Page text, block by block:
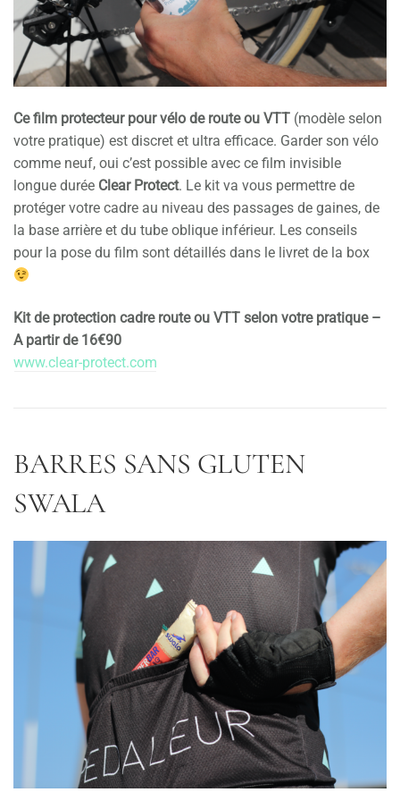
Ce film protecteur pour vélo de route ou VTT (modèle selon
votre pratique) est discret et ultra efficace. Garder son vélo
comme neuf, oui c’est possible avec ce film invisible
longue durée Clear Protect. Le kit va vous permettre de
protéger votre cadre au niveau des passages de gaines, de
la base arrière et du tube oblique inférieur. Les conseils
pour la pose du film sont détaillés dans le livret de la box
Kit de protection cadre route ou VTT selon votre pratique –
A partir de 16€90
www.clear-protect.com
BARRES SANS GLUTEN
SWALA